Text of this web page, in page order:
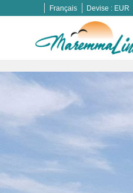
Français Devise : EUR